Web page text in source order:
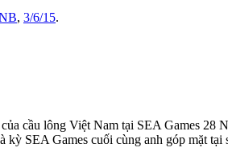
, 3/6/15.
cầu lông Việt Nam tại SEA Games 28
kỳ SEA Games cuối cùng anh góp mặt